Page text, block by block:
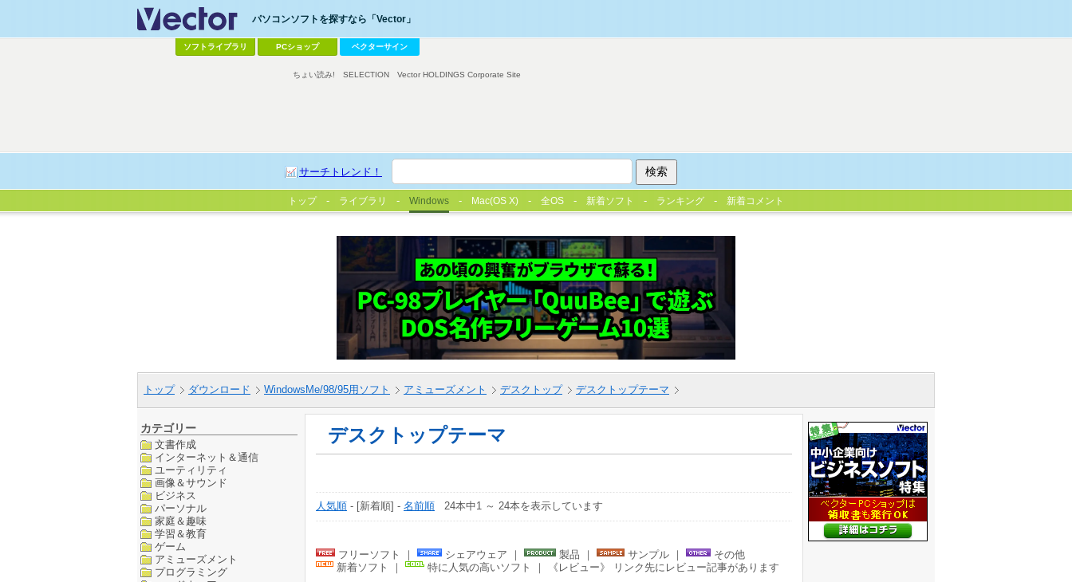
パソコンソフトを探すなら「Vector」
ソフトライブラリ PCショップ ベクターサイン
サーチトレンド！
ちょい読み! SELECTION Vector HOLDINGS Corporate Site
トップ ライブラリ Windows Mac(OS X) 全OS 新着ソフト ランキング 新着コメント
トップ ダウンロード WindowsMe/98/95用ソフト アミューズメント デスクトップ デスクトップテーマ
カテゴリー
文書作成
インターネット＆通信
ユーティリティ
画像＆サウンド
ビジネス
パーソナル
家庭＆趣味
学習＆教育
ゲーム
アミューズメント
プログラミング
デスクトップテーマ
人気順 - [新着順] - 名前順 24本中1 ～ 24本を表示しています
フリーソフト ｜ シェアウェア ｜ 製品 ｜ サンプル ｜
その他
新着ソフト ｜
特に人気の高いソフト ｜ 《レビュー》 リンク先にレビュー記事があります